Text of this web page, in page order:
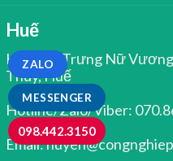
Huế
Kiệt 344 Trưng Nữ
Thủy, Huế
Hotline/Zalo/Viber:
Email:
MESSENGER
ZALO
098.442.3150